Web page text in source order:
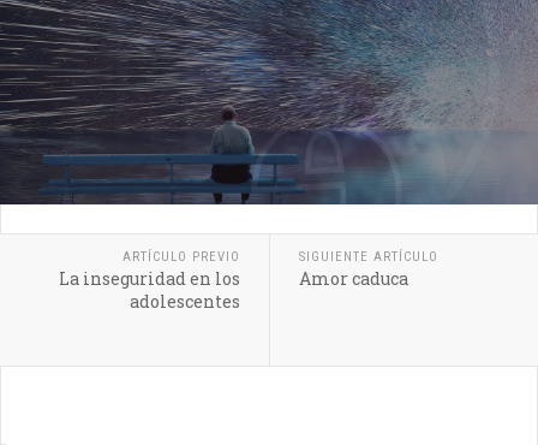
ARTÍCULO PREVIO
La inseguridad en los
adolescentes
SIGUIENTE ARTÍCULO
Amor caduca